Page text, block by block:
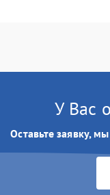
Неисправность
индикации
Неисправность
У Вас
Оставьте заявку,